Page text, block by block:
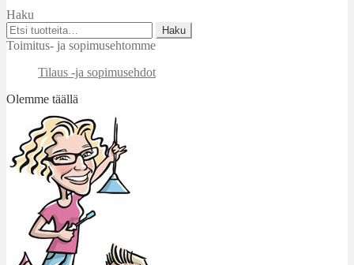
Haku
Etsi:
Haku
Toimitus- ja sopimusehtomme
Tilaus -ja sopimusehdot
Olemme täällä